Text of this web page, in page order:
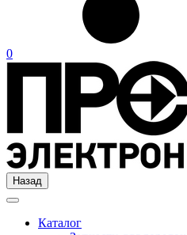
0
Назад
Каталог